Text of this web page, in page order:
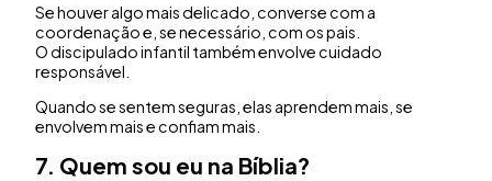
Se houver algo mais delicado, converse com a
coordenação e, se necessário, com os pais.
O discipulado infantil também envolve cuidado
responsável.
Quando se sentem seguras, elas aprendem mais, se
envolvem mais e confiam mais.
7. Quem sou eu na Bíblia?